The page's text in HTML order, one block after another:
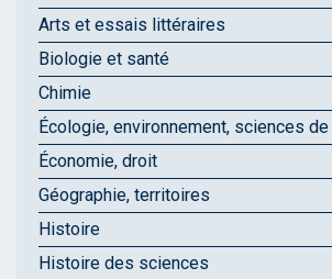
Arts et essais littéraires
Biologie et santé
Chimie
Écologie, environnement, sciences de
Économie, droit
Géographie, territoires
Histoire
Histoire des sciences